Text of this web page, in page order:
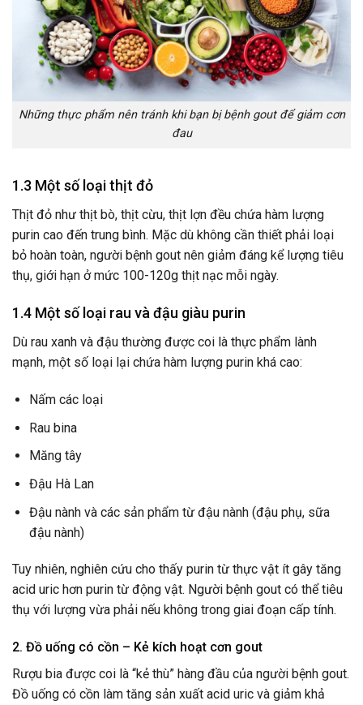
Những thực phẩm nên tránh khi bạn bị bệnh gout để giảm cơn
đau
1.3 Một số loại thịt đỏ
Thịt đỏ như thịt bò, thịt cừu, thịt lợn đều chứa hàm lượng
purin cao đến trung bình. Mặc dù không cần thiết phải loại
bỏ hoàn toàn, người bệnh gout nên giảm đáng kể lượng tiêu
thụ, giới hạn ở mức 100-120g thịt nạc mỗi ngày.
1.4 Một số loại rau và đậu giàu purin
Dù rau xanh và đậu thường được coi là thực phẩm lành
mạnh, một số loại lại chứa hàm lượng purin khá cao:
Nấm các loại
Rau bina
Măng tây
Đậu Hà Lan
Đậu nành và các sản phẩm từ đậu nành (đậu phụ, sữa
đậu nành)
Tuy nhiên, nghiên cứu cho thấy purin từ thực vật ít gây tăng
acid uric hơn purin từ động vật. Người bệnh gout có thể tiêu
thụ với lượng vừa phải nếu không trong giai đoạn cấp tính.
2. Đồ uống có cồn – Kẻ kích hoạt cơn gout
Rượu bia được coi là “kẻ thù” hàng đầu của người bệnh gout.
Đồ uống có cồn làm tăng sản xuất acid uric và giảm khả